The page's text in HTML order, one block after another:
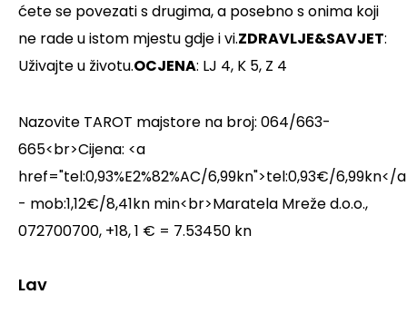
ćete se povezati s drugima, a posebno s onima koji
ne rade u istom mjestu gdje i vi.ZDRAVLJE&SAVJET:
Uživajte u životu.OCJENA: LJ 4, K 5, Z 4
Nazovite TAROT majstore na broj: 064/663-
665<br>Cijena: <a
href="tel:0,93%E2%82%AC/6,99kn">tel:0,93€/6,99kn</
- mob:1,12€/8,41kn min<br>Maratela Mreže d.o.o.,
072700700, +18, 1 € = 7.53450 kn
Lav